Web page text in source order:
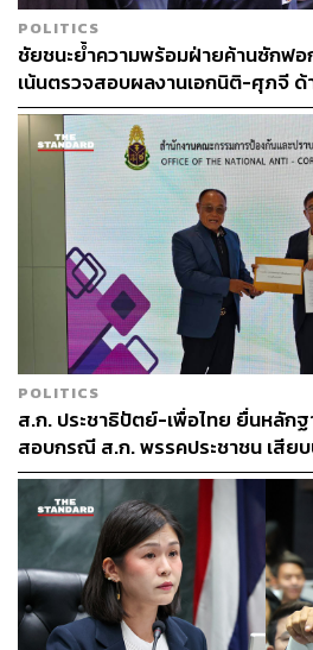
POLITICS
ชัยชนะย้ำความพร้อมฝ่ายค้านซักฟ
เน้นตรวจสอบผลงานเอกนิติ-ศุภจี ด้
POLITICS
ส.ก. ประชาธิปัตย์-เพื่อไทย ยื่นหลัก
สอบกรณี ส.ก. พรรคประชาชน เสีย